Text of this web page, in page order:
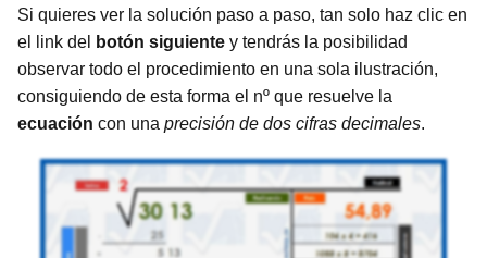
Si quieres ver la solución paso a paso, tan solo haz clic en
el link del
botón siguiente y tendrás la posibilidad
observar todo el procedimiento en una sola ilustración,
consiguiendo de esta forma el nº que resuelve la
ecuación con una precisión de dos cifras decimales.